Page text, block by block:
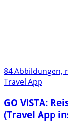
84 Abbildungen,
Travel App
GO VISTA:
(Travel App